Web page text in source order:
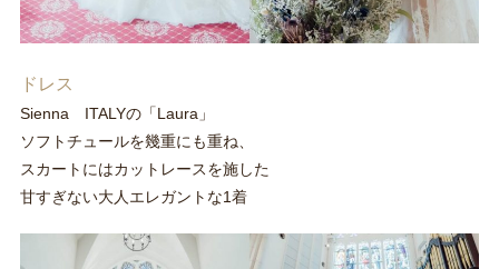
ドレス
Sienna ITALYの「Laura」
ソフトチュールを幾重にも重ね、
スカートにはカットレースを施した
甘すぎない大人エレガントな1着